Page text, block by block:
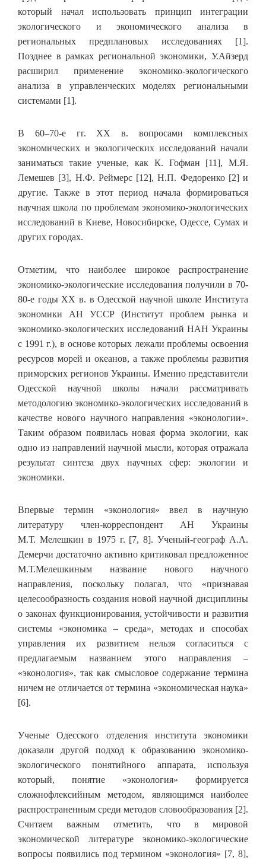
который начал использовать принцип интеграции
экологического и экономического анализа в
региональных предплановых исследованиях [1].
Позднее в рамках региональной экономики, У.Айзерд
расширил применение экономико-экологического
анализа в управленческих моделях региональными
системами [1].
В 60–70-е гг. XX в. вопросами комплексных
экономических и экологических исследований начали
заниматься такие ученые, как К. Гофман [11], М.Я.
Лемешев [3], Н.Ф. Реймерс [12], Н.П. Федоренко [2] и
другие. Также в этот период начала формироваться
научная школа по проблемам экономико-экологических
исследований в Киеве, Новосибирске, Одессе, Сумах и
других городах.
Отметим, что наиболее широкое распространение
экономико-экологические исследования получили в 70-
80-е годы XX в. в Одесской научной школе Института
экономики АН УССР (Институт проблем рынка и
экономико-экологических исследований НАН Украины
с 1991 г.), в основе которых лежали проблемы освоения
ресурсов морей и океанов, а также проблемы развития
приморских регионов Украины. Именно представители
Одесской научной школы начали рассматривать
методологию экономико-экологических исследований в
качестве нового научного направления «эконологии».
Таким образом появилась новая форма экологии, как
одно из направлений научной мысли, которая отражала
результат синтеза двух научных сфер: экологии и
экономики.
Впервые термин «эконология» ввел в научную
литературу член-корреспондент АН Украины
М.Т. Мелешкин в 1975 г. [7, 8]. Ученый-географ А.А.
Демерчи достаточно активно критиковал предложенное
М.Т.Мелешкиным название нового научного
направления, поскольку полагал, что «признавая
целесообразность создания новой научной дисциплины
о законах функционирования, устойчивости и развития
системы «экономика – среда», методах и способах
управления их развитием нельзя согласиться с
предлагаемым названием этого направления –
«эконология», так как смысловое содержание термина
ничем не отличается от термина «экономическая наука»
[6].
Ученые Одесского отделения института экономики
доказали другой подход к образованию экономико-
экологического понятийного аппарата, используя
который, понятие «эконология» формируется
сложнофлексийным методом, являющимся наиболее
распространенным среди методов словообразования [2].
Считаем важным отметить, что в мировой
экономической литературе экономико-экологические
вопросы появились под термином «эконология» [7, 8],